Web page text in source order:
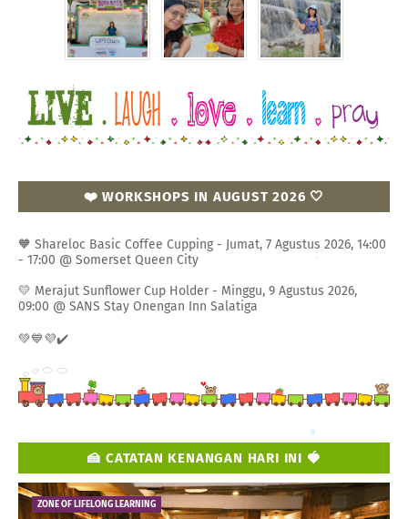
❤️ WORKSHOPS IN AUGUST 2026 🤍
🧡 Shareloc Basic Coffee Cupping - Jumat, 7 Agustus 2026, 14:00
- 17:00 @ Somerset Queen City
💛 Merajut Sunflower Cup Holder - Minggu, 9 Agustus 2026,
09:00 @ SANS Stay Onengan Inn Salatiga
💚💙💜✔️
🍰 CATATAN KENANGAN HARI INI 🍓
ZONE OF LIFELONG LEARNING